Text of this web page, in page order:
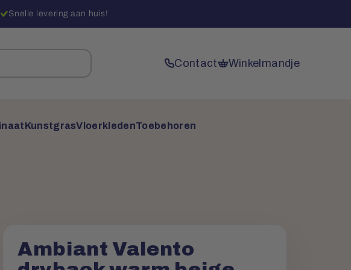
Snelle levering aan huis!
Contact Winkelmandje
KunstgrasVloerkledenToebehoren
Ambiant Valento